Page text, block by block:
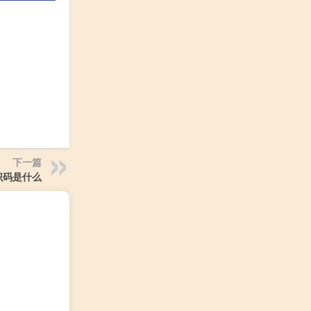
下一篇
是什么